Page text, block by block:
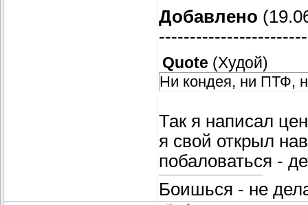
Добавлено
Quote (Худой)
Ни кондея, ни ПТФ,
Так я написал
я свой открыл
побаловаться -
Боишься - не